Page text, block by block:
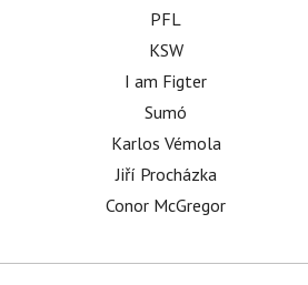
PFL
KSW
I am Figter
Sumó
Karlos Vémola
Jiří Procházka
Conor McGregor